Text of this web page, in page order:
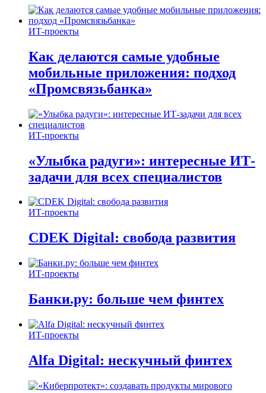
ИТ-проекты
Как делаются самые удобные
мобильные приложения: подход
«Промсвязьбанка»
ИТ-проекты
«Улыбка радуги»: интересные ИТ-
задачи для всех специалистов
ИТ-проекты
CDEK Digital: свобода развития
ИТ-проекты
Банки.ру: больше чем финтех
ИТ-проекты
Alfa Digital: нескучный финтех